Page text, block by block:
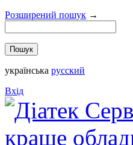
Розширений пошук →
українська русский
Вхід